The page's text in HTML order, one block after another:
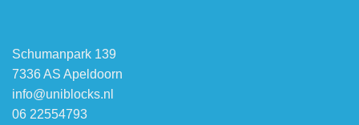
Schumanpark 139
7336 AS Apeldoorn
info@uniblocks.nl
06 22554793